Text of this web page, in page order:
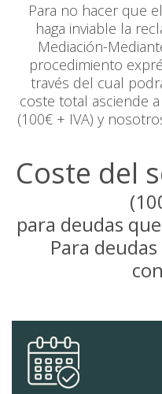
Para no hacer que
haga inviable la
Mediación-
procedimiento
través del cual
coste total asciende
(100€ + IVA) y
Coste del
para deudas
Para